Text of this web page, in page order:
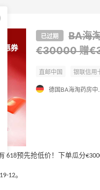
已过期
BA海
€30000赠
德国
618预先抢低价！下单瓜分
12。